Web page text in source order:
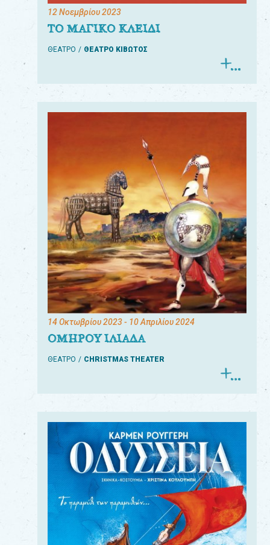
12 Νοεμβρίου 2023
ΤΟ ΜΑΓΙΚΟ ΚΛΕΙΔΙ
ΘΕΑΤΡΟ ΘΕΑΤΡΟ ΚΙΒΩΤΟΣ
14 Οκτωβρίου 2023- 10 Απριλίου 2024
ΟΜΗΡΟΥ ΙΛΙΑΔΑ
ΘΕΑΤΡΟ CHRISTMAS THEATER